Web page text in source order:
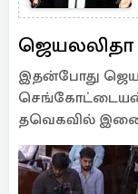
ஜெயலலிதா
இதன்போது
செங்கோட்டையன்
தவெகவில்